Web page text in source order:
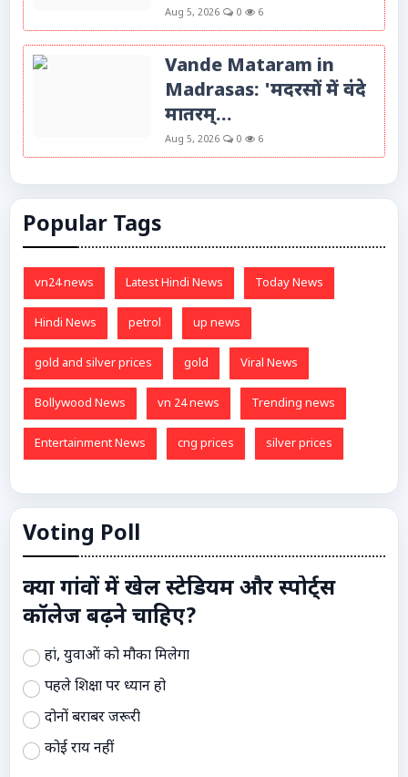
Aug 5, 2026 0 6
Vande Mataram in
Madrasas: 'मदरसों में वंदे
मातरम्...
Aug 5, 2026 0 6
Popular Tags
vn24 news Latest Hindi News Today News
Hindi News petrol up news
gold and silver prices gold Viral News
Bollywood News vn 24 news Trending news
Entertainment News cng prices silver prices
Voting Poll
क्या गांवों में खेल स्टेडियम और स्पोर्ट्स
कॉलेज बढ़ने चाहिए?
हां, युवाओं को मौका मिलेगा
पहले शिक्षा पर ध्यान हो
दोनों बराबर जरूरी
कोई राय नहीं